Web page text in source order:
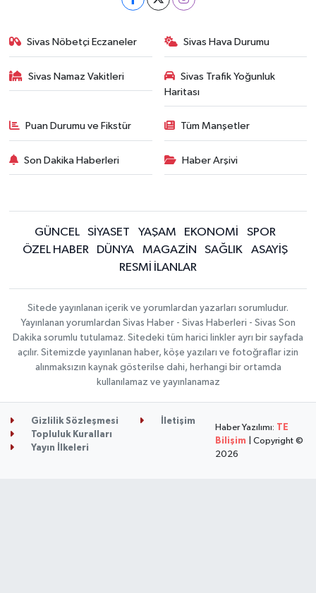
Sivas Nöbetçi Eczaneler Sivas Hava Durumu
Sivas Namaz Vakitleri
Sivas Trafik Yoğunluk
Haritası
Puan Durumu ve Fikstür Tüm Manşetler
Son Dakika Haberleri Haber Arşivi
GÜNCEL SİYASET YAŞAM EKONOMİ
SPOR
ÖZEL HABER
DÜNYA MAGAZİN SAĞLIK
ASAYİŞ
RESMİ İLANLAR
Sitede yayınlanan içerik ve yorumlardan yazarları sorumludur.
Yayınlanan yorumlardan Sivas Haber - Sivas Haberleri - Sivas Son
Dakika sorumlu tutulamaz. Sitedeki tüm harici linkler ayrı bir sayfada
açılır. Sitemizde yayınlanan haber, köşe yazıları ve fotoğraflar izin
alınmaksızın kaynak gösterilse dahi, herhangi bir ortamda
kullanılamaz ve yayınlanamaz
Gizlilik Sözleşmesi
İletişim
Topluluk Kuralları
Yayın İlkeleri
Haber Yazılımı: TE
Bilişim | Copyright ©
2026